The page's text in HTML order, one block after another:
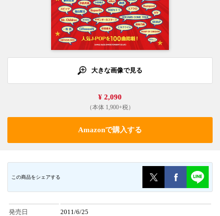
大きな画像で見る
¥ 2,090
（本体 1,900+税）
Amazonで購入する
この商品をシェアする
発売日 2011/6/25